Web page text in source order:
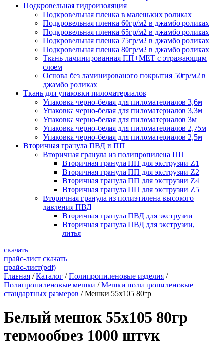
Подкровельная гидроизоляция
Подкровельная пленка в маленьких роликах
Подкровельная пленка 60гр/м2 в джамбо роликах
Подкровельная пленка 65гр/м2 в джамбо роликах
Подкровельная пленка 75гр/м2 в джамбо роликах
Подкровельная пленка 80гр/м2 в джамбо роликах
Ткань ламинированная ПП+МЕТ с отражающим
слоем
Основа без ламинированого покрытия 50гр/м2 в
джамбо роликах
Ткань для упаковки пиломатериалов
Упаковка черно-белая для пиломатериалов 3,6м
Упаковка черно-белая для пиломатериалов 3,3м
Упаковка черно-белая для пиломатериалов 3м
Упаковка черно-белая для пиломатериалов 2,75м
Упаковка черно-белая для пиломатериалов 2,5м
Вторичная гранула ПВД и ПП
Вторичная гранула из полипропилена ПП
Вторичная гранула ПП для экструзии Z1
Вторичная гранула ПП для экструзии Z2
Вторичная гранула ПП для экструзии Z4
Вторичная гранула ПП для экструзии Z5
Вторичная гранула из полиэтилена высокого
давления ПВД
Вторичная гранула ПВД для экструзии
Вторичная гранула ПВД для экструзии,
литья
скачать
прайс-лист скачать
прайс-лист(pdf)
Главная /Каталог /Полипропиленовые изделия /
Полипропиленовые мешки /Мешки полипропиленовые
стандартных размеров /Мешки 55х105 80гр
Белый мешок 55х105 80гр
термообрез 1000 штук